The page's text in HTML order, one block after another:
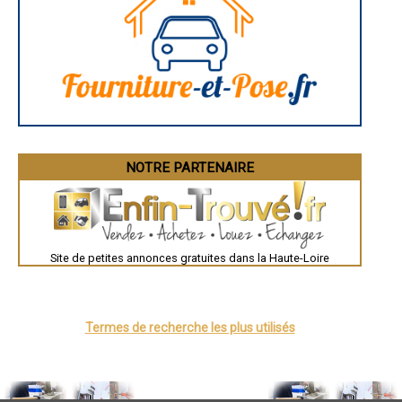
- Joint à la chaux, façade en pierre à Malvalette
- Joint à la chaux, façade en pierre à Blesle
- Joint à la chaux, façade en pierre à Malrevers
- Joint à la chaux, façade en pierre à Saint-Victor-Malescours
- Joint à la chaux, façade en pierre à Le Brignon
- Joint à la chaux, façade en pierre à Araules
- Joint à la chaux, façade en pierre à Le Monteil
- Joint à la chaux, façade en pierre à Chaspuzac
- Joint à la chaux, façade en pierre à Costaros
- Joint à la chaux, façade en pierre à Pradelles
- Joint à la chaux, façade en pierre à Chomelix
- Joint à la chaux, façade en pierre à Saint-Front
- Joint à la chaux, façade en pierre à Valprivas
- Joint à la chaux, façade en pierre à Roche-en-Régnier
- Joint à la chaux, façade en pierre à Bellevue-la-Montagne
- Joint à la chaux, façade en pierre à Saint-Pierre-du-Champ
- Joint à la chaux, façade en pierre à Venteuges
- Joint à la chaux, façade en pierre à Tiranges
NOTRE PARTENAIRE
Site de petites annonces gratuites dans la Haute-Loire
Termes de recherche les plus utilisés